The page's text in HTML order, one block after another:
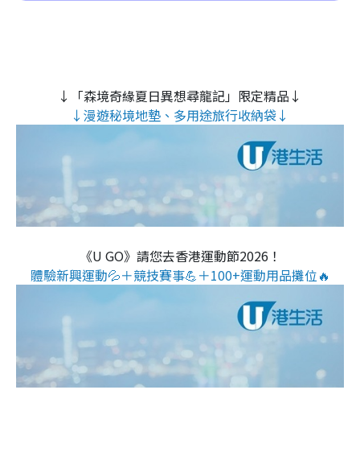
↓「森境奇緣夏日異想尋龍記」限定精品↓
↓漫遊秘境地墊、多用途旅行收納袋↓
《U GO》請您去香港運動節2026！
體驗新興運動💦＋競技賽事💪＋100+運動用品攤位🔥